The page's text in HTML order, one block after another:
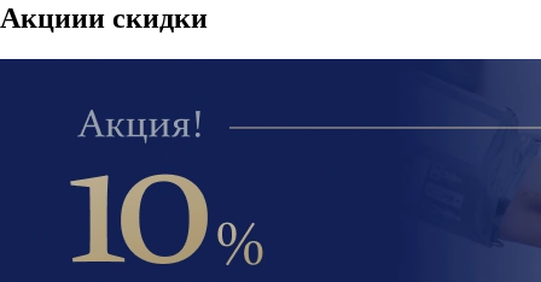
Акциии скидки